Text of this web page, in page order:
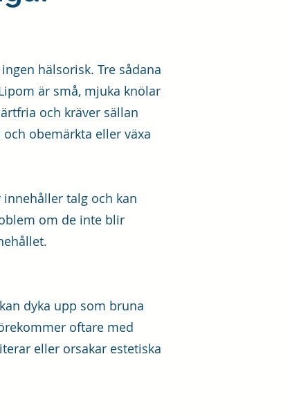
hälsorisk. Tre sådana
är små, mjuka knölar
och kräver sällan
obemärkta eller växa
talg och kan
om de inte blir
dyka upp som bruna
oftare med
eller orsakar estetiska